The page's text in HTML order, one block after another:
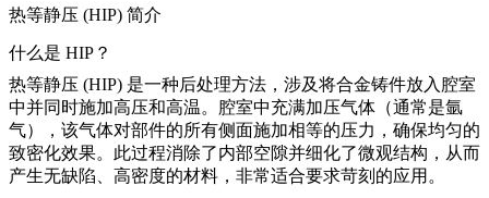
热等静压 (HIP) 简介
什么是 HIP？
热等静压 (HIP) 是一种后处理方法，涉及将合金铸件放入腔室
中并同时施加高压和高温。腔室中充满加压气体（通常是氩
气），该气体对部件的所有侧面施加相等的压力，确保均匀的
致密化效果。此过程消除了内部空隙并细化了微观结构，从而
产生无缺陷、高密度的材料，非常适合要求苛刻的应用。